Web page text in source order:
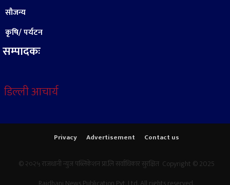
सौजन्य
कृषि/ पर्यटन
सम्पादकः
डिल्ली आचार्य
Privacy Advertisement Contact us
© २०२५ राजधानी न्युज पब्लिकेशन प्रा.लि सर्वाधिकार सुरक्षित Copyright © 2025